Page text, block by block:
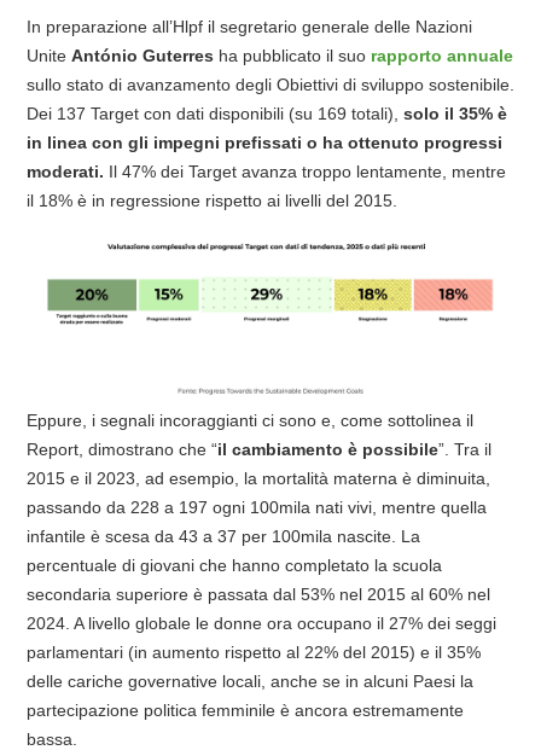
In preparazione all’Hlpf il segretario generale delle Nazioni
Unite António Guterres ha pubblicato il suo rapporto annuale
sullo stato di avanzamento degli Obiettivi di sviluppo sostenibile.
Dei 137 Target con dati disponibili (su 169 totali), solo il 35% è
in linea con gli impegni prefissati o ha ottenuto progressi
moderati. Il 47% dei Target avanza troppo lentamente, mentre
il 18% è in regressione rispetto ai livelli del 2015.
Eppure, i segnali incoraggianti ci sono e, come sottolinea il
Report, dimostrano che “il cambiamento è possibile”. Tra il
2015 e il 2023, ad esempio, la mortalità materna è diminuita,
passando da 228 a 197 ogni 100mila nati vivi, mentre quella
infantile è scesa da 43 a 37 per 100mila nascite. La
percentuale di giovani che hanno completato la scuola
secondaria superiore è passata dal 53% nel 2015 al 60% nel
2024. A livello globale le donne ora occupano il 27% dei seggi
parlamentari (in aumento rispetto al 22% del 2015) e il 35%
delle cariche governative locali, anche se in alcuni Paesi la
partecipazione politica femminile è ancora estremamente
bassa.